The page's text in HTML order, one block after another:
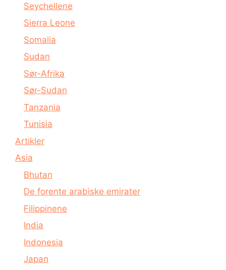
Seychellene
Sierra Leone
Somalia
Sudan
Sør-Afrika
Sør-Sudan
Tanzania
Tunisia
Artikler
Asia
Bhutan
De forente arabiske emirater
Filippinene
India
Indonesia
Japan